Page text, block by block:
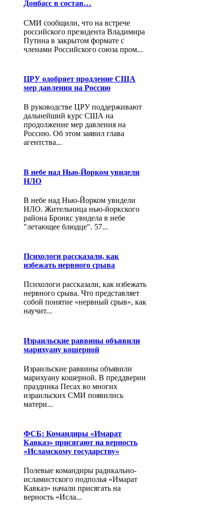
Донбасс в состав…
СМИ сообщили, что на встрече
российского президента Владимира
Путина в закрытом формате с
членами Российского союза пром...
ЦРУ одобряет продление США
мер давления на Россию
В руководстве ЦРУ поддерживают
дальнейший курс США на
продолжение мер давления на
Россию. Об этом заявил глава
агентства...
В небе над Нью-Йорком увидели
НЛО
В небе над Нью-Йорком увидели
НЛО. Жительница нью-йоркского
района Бронкс увидела в небе
"летающее блюдце". 57...
Психологи рассказали, как
избежать нервного срыва
Психологи рассказали, как избежать
нервного срыва. Что представляет
собой понятие «нервный срыв», как
научит...
Израильские раввины объявили
марихуану кошерной
Израильские раввины объявили
марихуану кошерной. В преддверии
праздника Песах во многих
израильских СМИ появились
матери...
ФСБ: Командиры «Имарат
Кавказ» присягают на верность
«Исламскому государству»
Полевые командиры радикально-
исламистского подполья «Имарат
Кавказ» начали присягать на
верность «Исла...